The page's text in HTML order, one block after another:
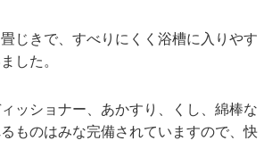
じきで、すべりにくく浴槽に入りやす
した。
ッショナー、あかすり、くし、綿棒な
ものはみな完備されていますので、快